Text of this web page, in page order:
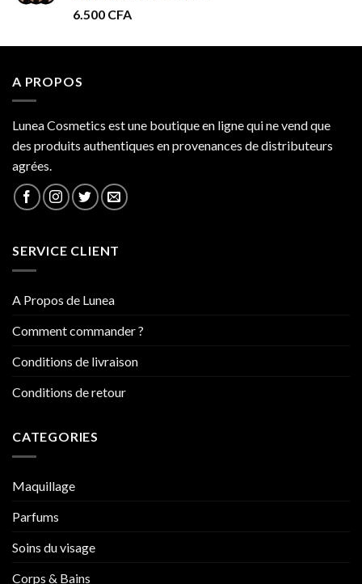
6.500 CFA
A PROPOS
Lunea Cosmetics est une boutique en ligne qui ne vend que
des produits authentiques en provenances de distributeurs
agrées.
SERVICE CLIENT
A Propos de Lunea
Comment commander ?
Conditions de livraison
Conditions de retour
CATEGORIES
Maquillage
Parfums
Soins du visage
Corps & Bains